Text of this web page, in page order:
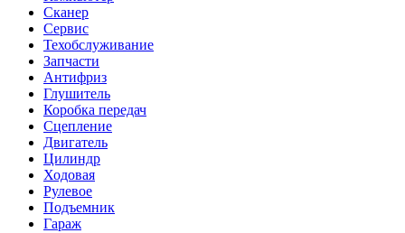
Сканер
Сервис
Техобслуживание
Запчасти
Антифриз
Глушитель
Коробка передач
Сцепление
Двигатель
Цилиндр
Ходовая
Рулевое
Подъемник
Гараж